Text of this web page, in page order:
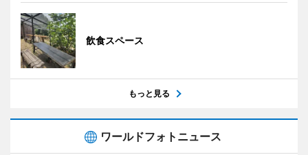
飲食スペース
もっと見る
ワールドフォトニュース